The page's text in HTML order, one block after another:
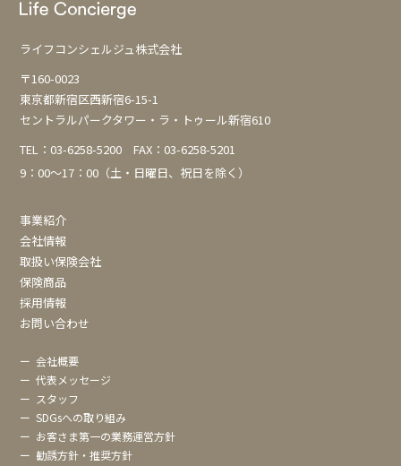
シ
ョ
ライフコンシェルジュ株式会社
〒160-0023
東京都新宿区西新宿6-15-1
セントラルパークタワー・ラ・トゥール新宿610
TEL：03-6258-5200 FAX：03-6258-5201
9：00～17：00（土・日曜日、祝日を除く）
事業紹介
会社情報
取扱い保険会社
保険商品
採用情報
お問い合わせ
ー会社概要
ー代表メッセージ
ー スタッフ
ーSDGsへの取り組み
ー お客さま第一の業務運営方針
ー 勧誘方針・推奨方針